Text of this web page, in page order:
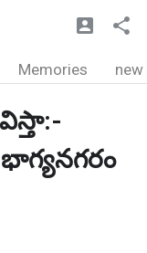
Memories new
భాగ్యనగరం